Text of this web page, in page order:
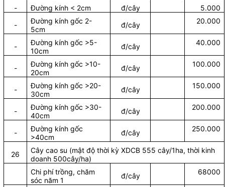
-
Đường kính < 2cm đ/cây
5.000
-
Đường kính gốc 2-
5cm
đ/cây 20.000
-
Đường kính gốc >5-
10cm
đ/cây 40.000
-
Đường kính gốc >10-
20cm
đ/cây 100.000
-
Đường kính gốc >20-
30cm
đ/cây 150.000
-
Đường kính gốc >30-
40cm
đ/cây 200.000
-
Đường kính gốc
>40cm
đ/cây 250.000
26
Cây cao su (mật độ thời kỳ XDCB 555 cây/1ha, thời kinh
doanh 500cây/ha)
Chi phí trồng, chăm
sóc năm 1
đ/cây 68000